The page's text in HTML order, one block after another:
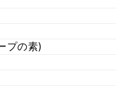
プの素)